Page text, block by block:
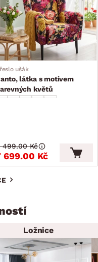
ušák
látka s motivem
květů
699.00 Kč
499.00 Kč
Ložnice